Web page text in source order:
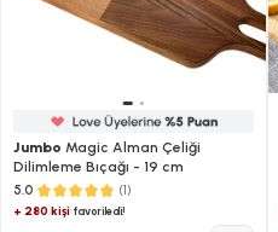
Jumbo Magic Alman Çeliği
Dilimleme Bıçağı - 19 cm
5.0 (1)
+ 280 kişi favoriledi!